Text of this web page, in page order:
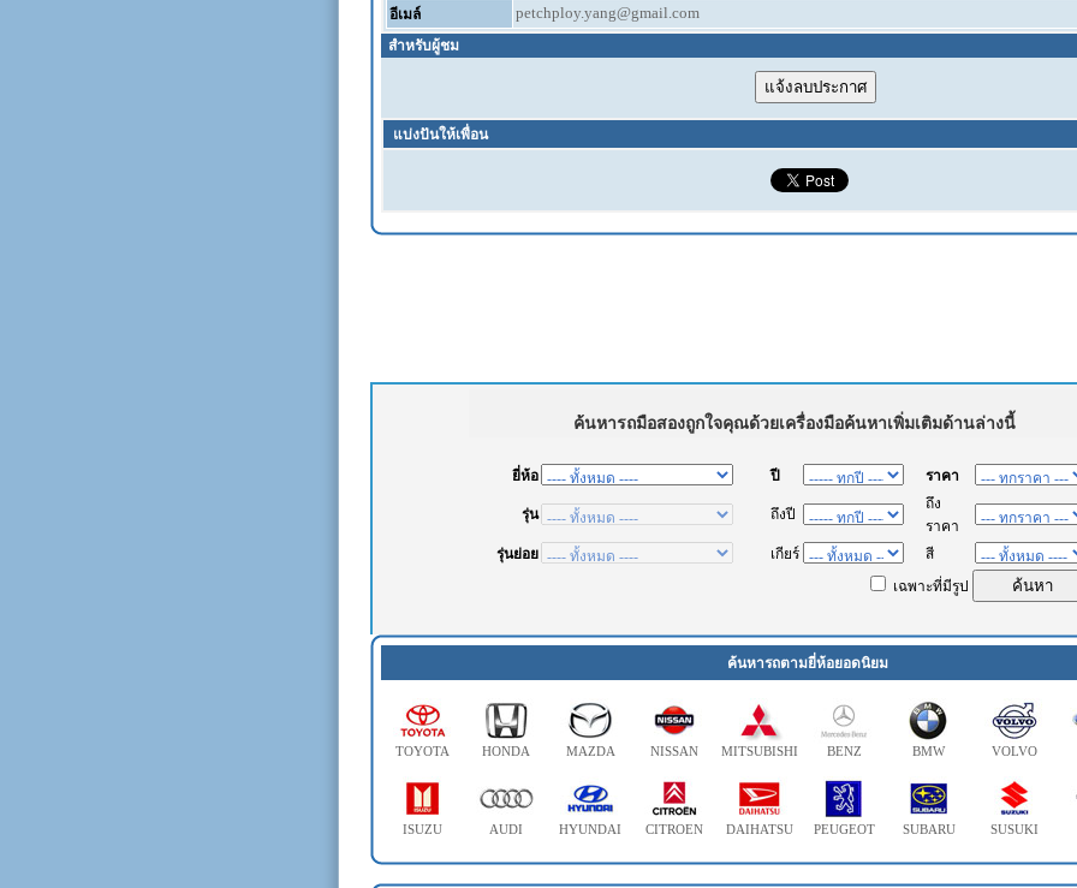
อีเมล์ petchploy.yang@gmail.com
สำหรับผู้ชม
แบ่งปันให้เพื่อน
ค้นหารถตามยี่ห้อยอดนิยม
TOYOTA HONDA MAZDA NISSAN MITSUBISHI BENZ BMW VOLVO
ISUZU AUDI HYUNDAI CITROEN DAIHATSU PEUGEOT SUBARU SUSUKI